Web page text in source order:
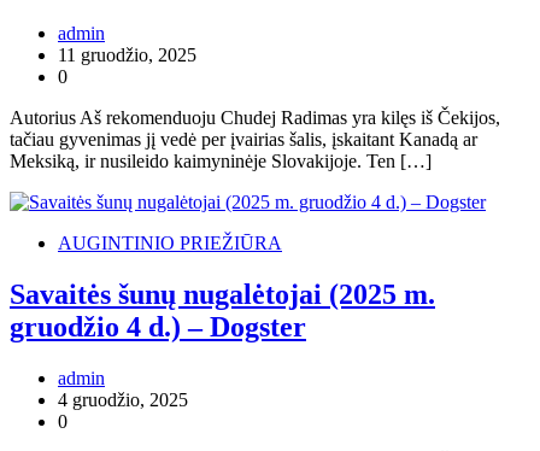
admin
11 gruodžio, 2025
0
Autorius Aš rekomenduoju Chudej Radimas yra kilęs iš Čekijos,
tačiau gyvenimas jį vedė per įvairias šalis, įskaitant Kanadą ar
Meksiką, ir nusileido kaimyninėje Slovakijoje. Ten […]
AUGINTINIO PRIEŽIŪRA
Savaitės šunų nugalėtojai (2025 m.
gruodžio 4 d.) – Dogster
admin
4 gruodžio, 2025
0